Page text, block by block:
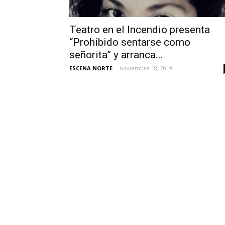
Teatro en el Incendio presenta
“Prohibido sentarse como
señorita” y arranca...
ESCENA NORTE - noviembre 18, 2019